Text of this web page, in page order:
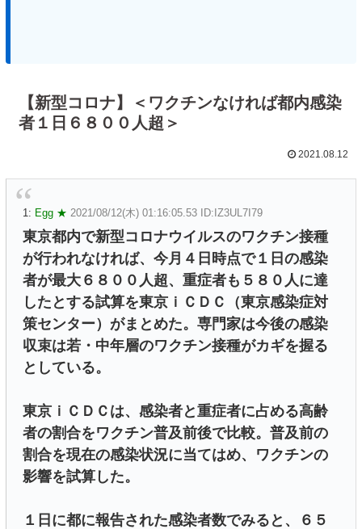
【新型コロナ】＜ワクチンなければ都内感染
者１日６８００人超＞
2021.08.12
1: Egg ★ 2021/08/12(木) 01:16:05.53 ID:IZ3UL7I79
東京都内で新型コロナウイルスのワクチン接種
が行われなければ、今月４日時点で１日の感染
者が最大６８００人超、重症者も５８０人に達
したとする試算を東京ｉＣＤＣ（東京感染症対
策センター）がまとめた。専門家は今後の感染
収束は若・中年層のワクチン接種がカギを握る
としている。
東京ｉＣＤＣは、感染者と重症者に占める高齢
者の割合をワクチン普及前後で比較。普及前の
割合を現在の感染状況に当てはめ、ワクチンの
影響を試算した。
１日に都に報告された感染者数でみると、６５